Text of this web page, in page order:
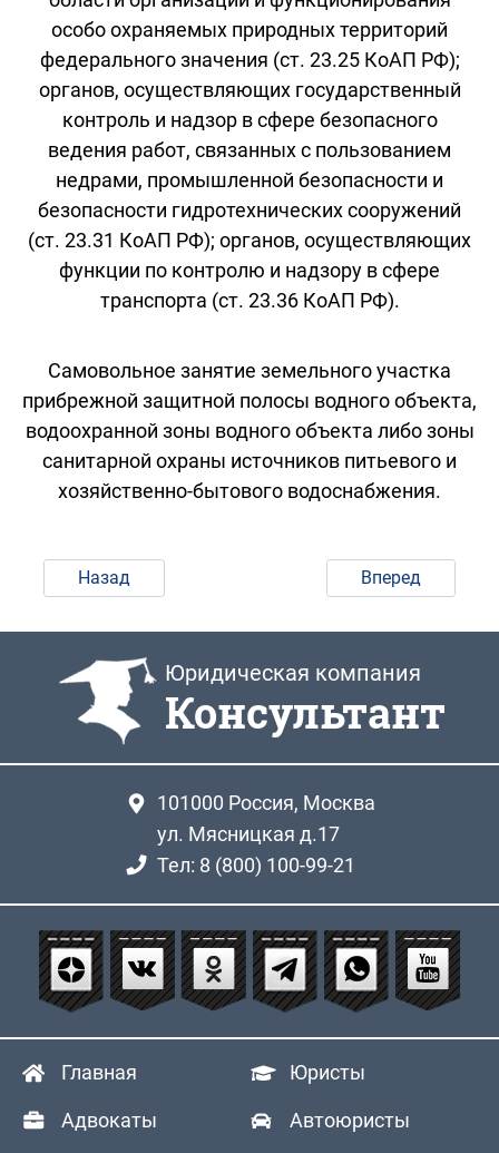
особо охраняемых природных территорий
федерального значения (ст. 23.25 КоАП РФ);
органов, осуществляющих государственный
контроль и надзор в сфере безопасного
ведения работ, связанных с пользованием
недрами, промышленной безопасности и
безопасности гидротехнических сооружений
(ст. 23.31 КоАП РФ); органов, осуществляющих
функции по контролю и надзору в сфере
транспорта (ст. 23.36 КоАП РФ).
Самовольное занятие земельного участка
прибрежной защитной полосы водного объекта,
водоохранной зоны водного объекта либо зоны
санитарной охраны источников питьевого и
хозяйственно-бытового водоснабжения.
Назад Вперед
Юридическая компания
Консультант
101000 Россия, Москва
ул. Мясницкая д.17
Тел: 8 (800) 100-99-21
Главная Юристы
Адвокаты Автоюристы